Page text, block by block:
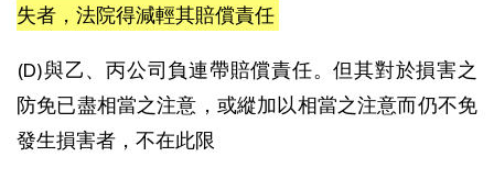
失者，法院得減輕其賠償責任
(D)與乙、丙公司負連帶賠償責任。但其對於損害之
防免已盡相當之注意，或縱加以相當之注意而仍不免
發生損害者，不在此限